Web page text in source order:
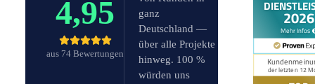
4,95
aus 74 Bewertungen
ganz
Deutschland —
über alle Projekte
hinweg. 100 %
würden uns